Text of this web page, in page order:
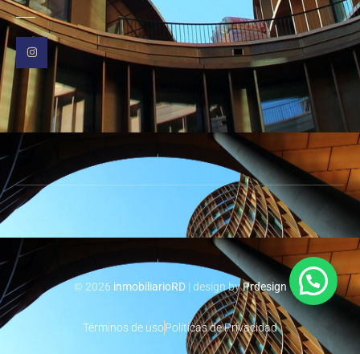
© 2026 inmobiliarioRD| design byPrdesign
Términos de usoPolíticas de Privacidad